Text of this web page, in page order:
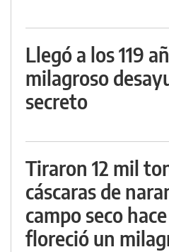
Llegó a los 119
milagroso
secreto
Tiraron 12 mil
cáscaras de
campo seco
floreció un